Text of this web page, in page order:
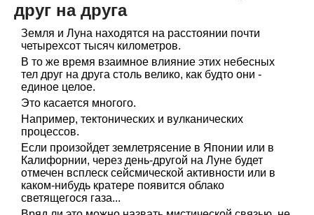
друг на друга
Земля и Луна находятся на расстоянии почти
четырехсот тысяч километров.
В то же время взаимное влияние этих небесных
тел друг на друга столь велико, как будто они -
единое целое.
Это касается многого.
Например, тектонических и вулканических
процессов.
Если произойдет землетрясение в Японии или в
Калифорнии, через день-другой на Луне будет
отмечен всплеск сейсмической активности или в
каком-нибудь кратере появится облако
светящегося газа...